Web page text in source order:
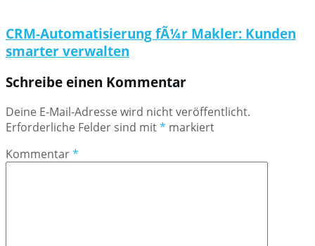
CRM-Automatisierung fÃ¼r Makler: Kunden
smarter verwalten
Schreibe einen Kommentar
Deine E-Mail-Adresse wird nicht veröffentlicht.
Erforderliche Felder sind mit* markiert
Kommentar*